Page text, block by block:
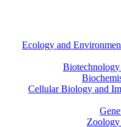
Ecology and
Cellular Biology and